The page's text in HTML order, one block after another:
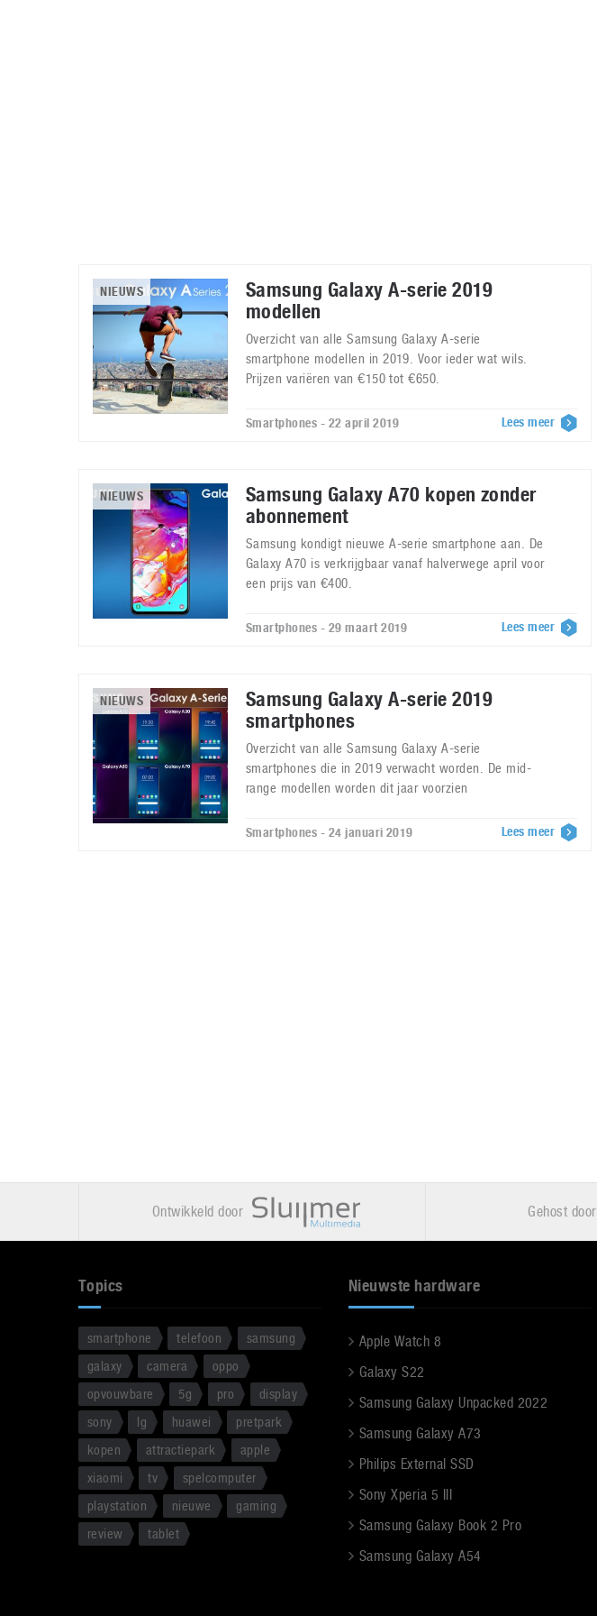
NIEUWS
Samsung Galaxy A-serie 2019
modellen
Overzicht van alle Samsung Galaxy A-serie
smartphone modellen in 2019. Voor ieder wat wils.
Prijzen variëren van €150 tot €650.
Smartphones - 22 april 2019 Lees meer
NIEUWS
Samsung Galaxy A70 kopen zonder
abonnement
Samsung kondigt nieuwe A-serie smartphone aan. De
Galaxy A70 is verkrijgbaar vanaf halverwege april voor
een prijs van €400.
Smartphones - 29 maart 2019 Lees meer
NIEUWS
Samsung Galaxy A-serie 2019
smartphones
Overzicht van alle Samsung Galaxy A-serie
smartphones die in 2019 verwacht worden. De mid-
range modellen worden dit jaar voorzien
Smartphones - 24 januari 2019 Lees meer
Ontwikkeld door Gehost door
Topics
smartphone telefoon
samsung
galaxy
camera
oppo
opvouwbare
5g pro
display
sony
lg huawei
pretpark
kopen
attractiepark
apple
xiaomi
tv
spelcomputer
playstation
nieuwe
gaming
review
tablet
Nieuwste hardware
Apple Watch 8
Galaxy S22
Samsung Galaxy Unpacked 2022
Samsung Galaxy A73
Philips External SSD
Sony Xperia 5 III
Samsung Galaxy Book 2 Pro
Samsung Galaxy A54